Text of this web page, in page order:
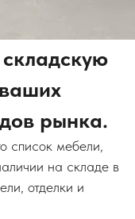
рынка.
список мебели,
на складе в
отделки и